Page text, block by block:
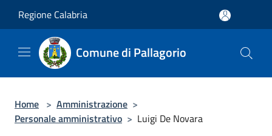
Regione Calabria
Comune di Pallagorio
Home > Amministrazione >
Personale amministrativo > Luigi De Novara